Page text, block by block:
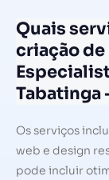
Quais
criação
Tabatinga
Os serviços
web e design
pode incluir